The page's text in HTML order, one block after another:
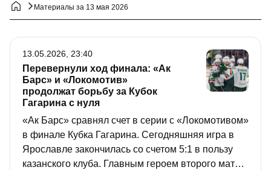
Материалы за 13 мая 2026
Перевернули ход финала: «Ак
Барс» и «Локомотив»
продолжат борьбу за Кубок
Гагарина с нуля
«Ак Барс» сравнял счет в серии с «Локомотивом»
в финале Кубка Гагарина. Сегодняшняя игра в
Ярославле закончилась со счетом 5:1 в пользу
казанского клуба. Главным героем второго матча
13.05.2026, 23:40